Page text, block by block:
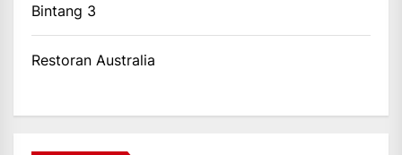
Bintang 3
Restoran Australia